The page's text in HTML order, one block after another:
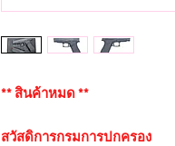
** สินค้าหมด **
สวัสดิการกรมการปกครอง